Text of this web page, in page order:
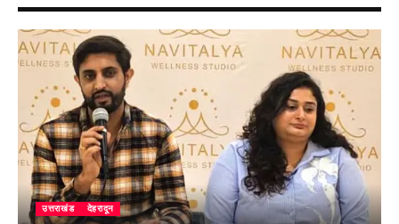
उत्तराखंड देहरादून